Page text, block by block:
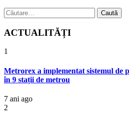
Caută
după:
ACTUALITĂȚI
1
Metrorex a implementat sistemul de
în 9 stații de metrou
7 ani ago
2